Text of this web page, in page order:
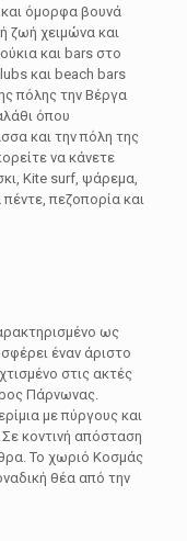
όμορφα βουνά
ζωή χειμώνα και
και bars στο
και beach bars
πόλης την Βέργα
όπου
και την πόλη της
να κάνετε
Kite surf, ψάρεμα,
πεζοπορία και
ως
έναν άριστο
στις ακτές
Πάρνωνας.
με πύργους και
Σε κοντινή απόσταση
Το χωριό Κοσμάς
θέα από την